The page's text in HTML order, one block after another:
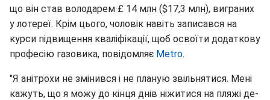
що він став володарем £ 14 млн ($17,3 млн), виграних
у лотереї. Крім цього, чоловік навіть записався на
курси підвищення кваліфікації, щоб освоїти додаткову
професію газовика, повідомляє Metro.
"Я анітрохи не змінився і не планую звільнятися. Мені
кажуть, що я можу до кінця днів ніжитися на пляжі де-